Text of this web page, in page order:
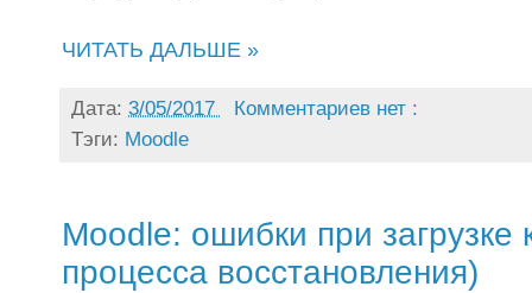
ЧИТАТЬ ДАЛЬШЕ »
Дата: 3/05/2017
Комментариев нет :
Тэги: Moodle
Moodle: ошибки при загрузке
процесса восстановления)